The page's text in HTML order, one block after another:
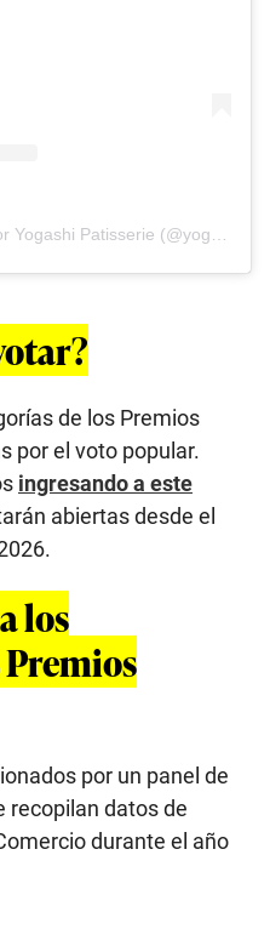
Una publicación compartida por Yogashi Patisserie (@yogashiperu)
de los Premios
por el voto popular.
ingresando a este
abiertas desde el
los
por un panel de
recopilan datos de
durante el año